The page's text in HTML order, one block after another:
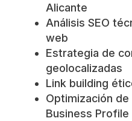
Alicante
Análisis SEO
web
Estrategia de
geolocalizadas
Link building
Optimización
Business Profile